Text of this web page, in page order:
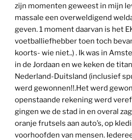
zijn momenten geweest in mijn
massale een overweldigend
geven. 1 moment daarvan is het
voetballiefhebber toen toch
koorts- wie niet..) . Ik was in
in de Jordaan en we keken de
Nederland-Duitsland (inclusief
werd gewonnen!!.Het werd
openstaande rekening werd
gingen we de stad in en overal
oranje frutsels aan auto’s, op
voorhoofden van mensen.